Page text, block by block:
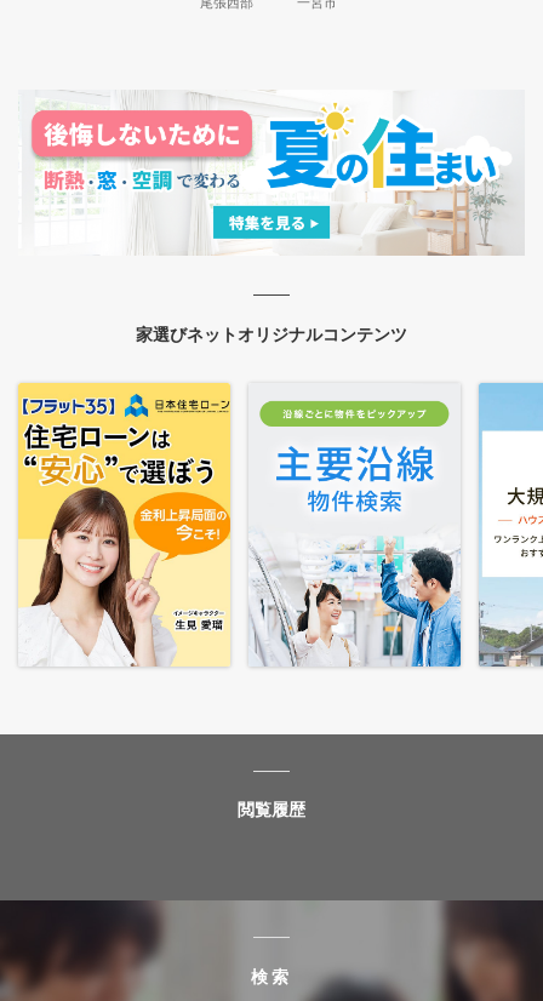
家選びネットオリジナルコンテンツ
閲覧履歴
検索